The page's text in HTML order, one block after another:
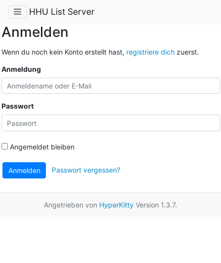
HHU List Server
Anmelden
Wenn du noch kein Konto erstellt hast, registriere dichzuerst.
Anmeldung
Passwort
Angemeldet bleiben
Anmelden Passwort vergessen?
Angetrieben von HyperKitty Version 1.3.7.